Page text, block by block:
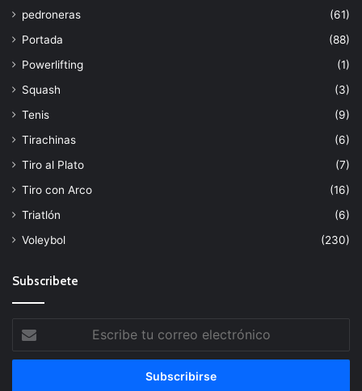
pedroneras
(61)
Portada
(88)
Powerlifting
(1)
Squash
(3)
Tenis
(9)
Tirachinas
(6)
Tiro al Plato
(7)
Tiro con Arco
(16)
Triatlón
(6)
Voleybol
(230)
Subscribete
tu
correo